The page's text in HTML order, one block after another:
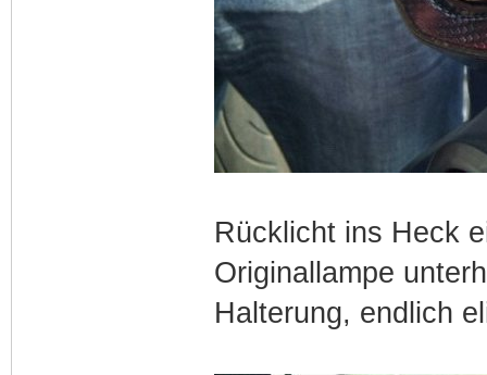
Rücklicht ins Heck
Originallampe
Halterung, endlich